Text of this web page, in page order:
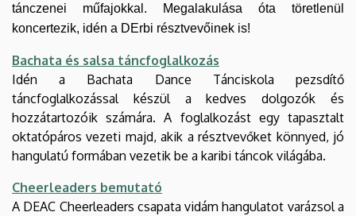
tánczenei műfajokkal. Megalakulása óta töretlenül
koncertezik, idén a DErbi résztvevőinek is!
Bachata és salsa táncfoglalkozás
Idén a Bachata Dance Tánciskola pezsdítő
táncfoglalkozással készül a kedves dolgozók és
hozzátartozóik számára. A foglalkozást egy tapasztalt
oktatópáros vezeti majd, akik a résztvevőket könnyed, jó
hangulatú formában vezetik be a karibi táncok világába.
Cheerleaders bemutató
A DEAC Cheerleaders csapata vidám hangulatot varázsol a